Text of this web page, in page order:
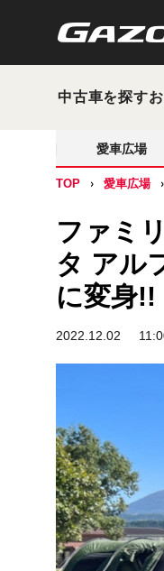
中古車を探す
愛車広場
TOP 愛車広場
ファミ
タ アル
に変身!!
2022.12.02